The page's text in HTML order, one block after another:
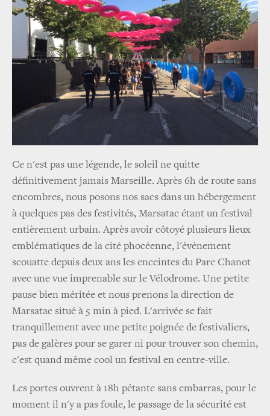
Ce n'est pas une légende, le soleil ne quitte
définitivement jamais Marseille. Après 6h de route sans
encombres, nous posons nos sacs dans un hébergement
à quelques pas des festivités, Marsatac étant un festival
entièrement urbain. Après avoir côtoyé plusieurs lieux
emblématiques de la cité phocéenne, l'événement
scouatte depuis deux ans les enceintes du Parc Chanot
avec une vue imprenable sur le Vélodrome. Une petite
pause bien méritée et nous prenons la direction de
Marsatac situé à 5 min à pied. L'arrivée se fait
tranquillement avec une petite poignée de festivaliers,
pas de galères pour se garer ni pour trouver son chemin,
c'est quand même cool un festival en centre-ville.
Les portes ouvrent à 18h pétante sans embarras, pour le
moment il n'y a pas foule, le passage de la sécurité est